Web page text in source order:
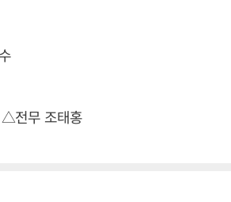
전무 조태홍